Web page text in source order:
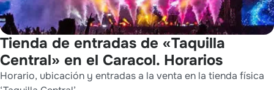
Tienda de entradas de «Taquilla
Central» en el Caracol. Horarios
Horario, ubicación y entradas a la venta en la tienda física